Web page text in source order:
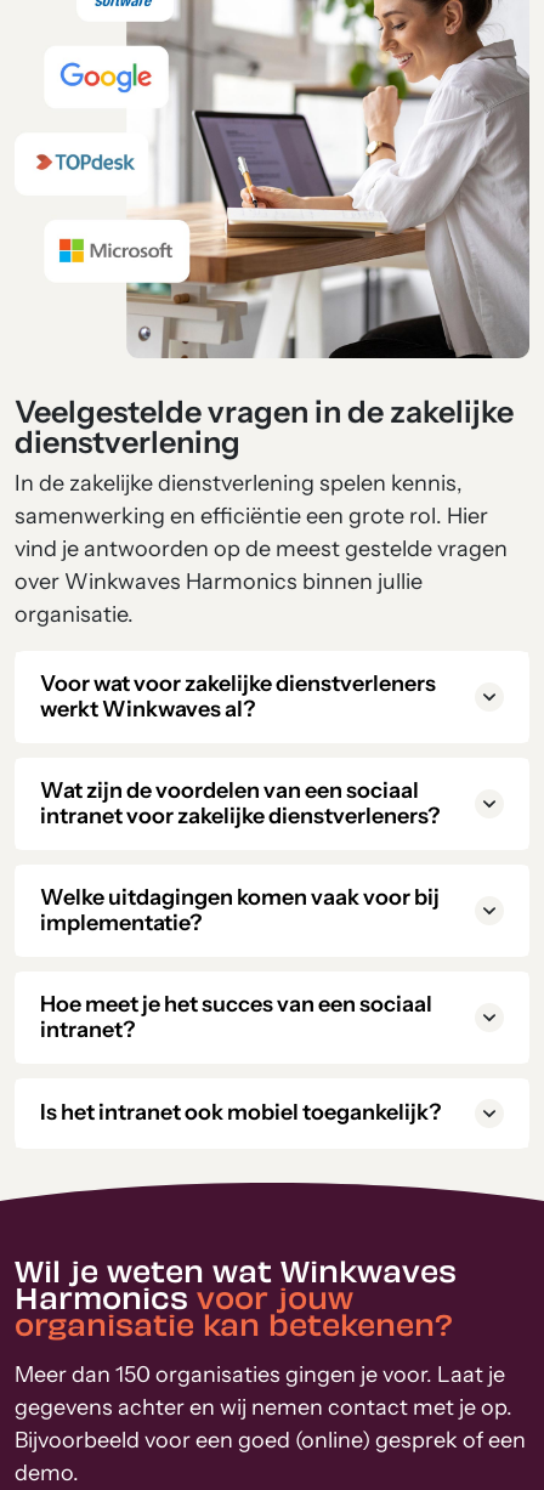
Veelgestelde vragen in de zakelijke
dienstverlening
In de zakelijke dienstverlening spelen kennis,
samenwerking en efficiëntie een grote rol. Hier
vind je antwoorden op de meest gestelde vragen
over Winkwaves Harmonics binnen jullie
organisatie.
Voor wat voor zakelijke dienstverleners
werkt Winkwaves al?
Wat zijn de voordelen van een sociaal
intranet voor zakelijke dienstverleners?
Welke uitdagingen komen vaak voor bij
implementatie?
Hoe meet je het succes van een sociaal
intranet?
Is het intranet ook mobiel toegankelijk?
Wil je weten wat Winkwaves
Harmonics voor jouw
organisatie kan betekenen?
Meer dan 150 organisaties gingen je voor. Laat je
gegevens achter en wij nemen contact met je op.
Bijvoorbeeld voor een goed (online) gesprek of een
demo.